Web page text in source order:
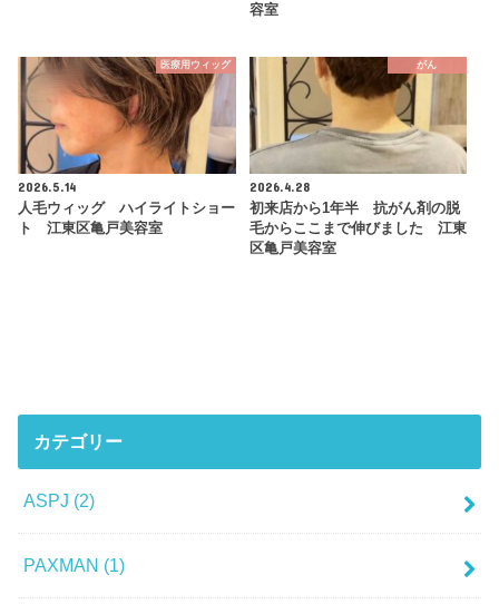
容室
医療用ウィッグ
2026.5.14
人毛ウィッグ ハイライトショー
ト 江東区亀戸美容室
がん
2026.4.28
初来店から1年半 抗がん剤の脱
毛からここまで伸びました 江東
区亀戸美容室
カテゴリー
ASPJ (2)
PAXMAN (1)